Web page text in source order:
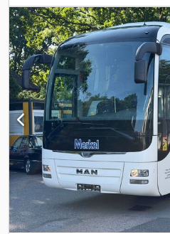
motor, cabina do condutor:
automático, número de
6, suspensão:aço, Ano de fabrico:
Bluetooth, ar condicionado, ar
estacionamento, fecho
acessórios = - Controlo por 2
Suspensão por molas de lâmina -
suspensão pneumática - Rádio/
Câmara de marcha-atrás -
- Lubrificação centralizada =
molas de lâmina Caixa automática
175.000 km I.C.M. Reboque
BPW Homologação belga Em
imediato = Mais informações =
fabricação: 2019 Material utilizável:
Dkjdsztayhspfx Ap Hor Caixa de